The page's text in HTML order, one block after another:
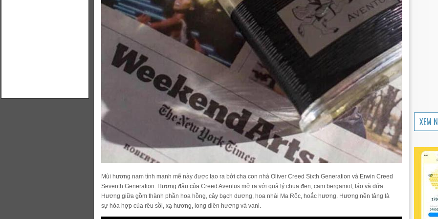
Mùi hương nam tính mạnh mẽ này được tạo ra bởi cha con nhà Oliver Creed Sixth Generation và Erwin Creed
Seventh Generation. Hương đầu của Creed Aventus mở ra với quả lý chua đen, cam bergamot, táo và dứa.
Hương giữa gồm thành phần hoa hồng, cây bạch dương, hoa nhài Ma Rốc, hoắc hương. Hương nền tảng là
sự hòa hợp của rêu sồi, xạ hương, long diên hương và vani.
XEM